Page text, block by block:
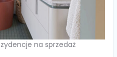
na sprzedaż